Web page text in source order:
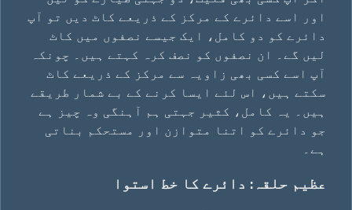
اور اسے دائرے کے مرکز کے ذریعے کاٹ دیں تو آپ
دائرے کو دو کامل، ایک جیسے نصفوں میں کاٹ
لیں گے۔ ان نصفوں کو نصف کرہ کہتے ہیں۔ چونکہ
آپ اسے کسی بھی زاویہ سے مرکز کے ذریعے کاٹ
سکتے ہیں، اس لئے ایسا کرنے کے بے شمار طریقے
ہیں۔ یہ کامل، کثیر جہتی ہم آہنگی وہ چیز ہے
جو دائرے کو اتنا متوازن اور مستحکم بناتی
ہے۔
عظیم حلقہ: دائرے کا خط استوا